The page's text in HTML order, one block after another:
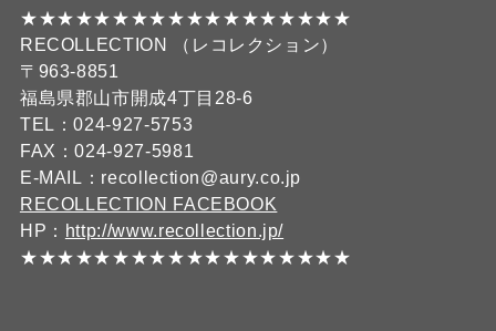
★★★★★★★★★★★★★★★★★★
RECOLLECTION （レコレクション）
〒963-8851
福島県郡山市開成4丁目28-6
TEL：024-927-5753
FAX：024-927-5981
E-MAIL：recollection@aury.co.jp
RECOLLECTION FACEBOOK
HP： http://www.recollection.jp/
★★★★★★★★★★★★★★★★★★